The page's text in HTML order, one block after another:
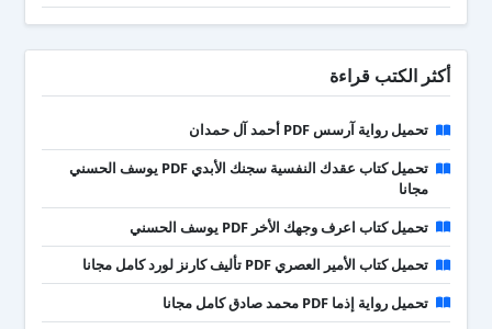
أكثر الكتب قراءة
تحميل رواية آرسس PDF أحمد آل حمدان
تحميل كتاب عقدك النفسية سجنك الأبدي PDF يوسف الحسني
مجانا
تحميل كتاب اعرف وجهك الأخر PDF يوسف الحسني
تحميل كتاب الأمير العصري PDF تأليف كارنز لورد كامل مجانا
تحميل رواية إذما PDF محمد صادق كامل مجانا